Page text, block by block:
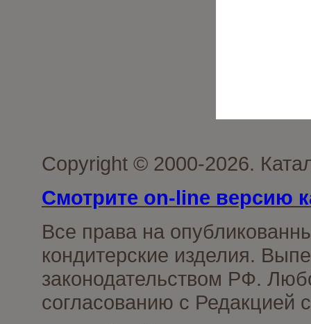
Copyright © 2000-2026.
Смотрите on-line версию
Все права на
кондитерские изделия.
законодательством РФ.
согласованию с Редакцией